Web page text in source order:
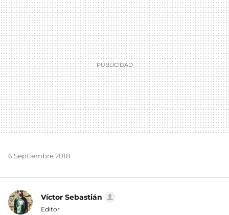
MAIL
6 Septiembre 2018
Víctor Sebastián
Editor